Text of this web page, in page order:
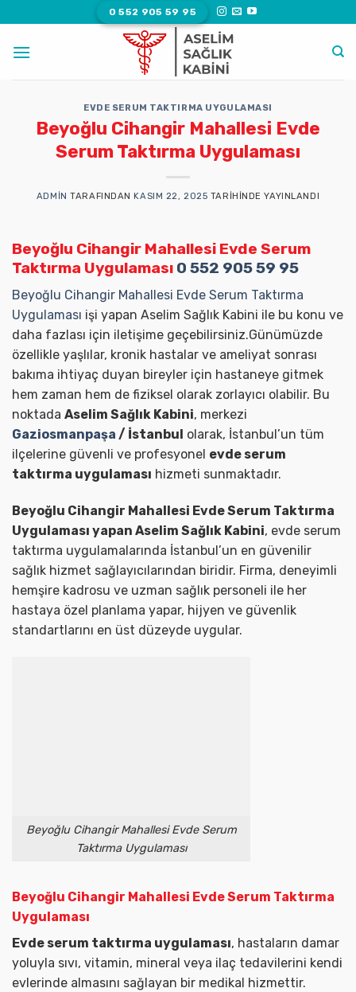
atla
0 552 905 59 95
EVDE SERUM TAKTIRMA UYGULAMASI
Beyoğlu Cihangir Mahallesi Evde
Serum Taktırma Uygulaması
ADMIN TARAFINDAN KASIM 22, 2025 TARIHINDE YAYINLANDI
Beyoğlu Cihangir Mahallesi Evde Serum
Taktırma Uygulaması 0 552 905 59 95
Beyoğlu Cihangir Mahallesi Evde Serum Taktırma
Uygulaması işi yapan Aselim Sağlık Kabini ile bu konu ve
daha fazlası için iletişime geçebilirsiniz.Günümüzde
özellikle yaşlılar, kronik hastalar ve ameliyat sonrası
bakıma ihtiyaç duyan bireyler için hastaneye gitmek
hem zaman hem de fiziksel olarak zorlayıcı olabilir. Bu
noktada Aselim Sağlık Kabini, merkezi
Gaziosmanpaşa / İstanbul olarak, İstanbul’un tüm
ilçelerine güvenli ve profesyonel evde serum
taktırma uygulaması hizmeti sunmaktadır.
Beyoğlu Cihangir Mahallesi Evde Serum Taktırma
Uygulaması yapan Aselim Sağlık Kabini, evde serum
taktırma uygulamalarında İstanbul’un en güvenilir
sağlık hizmet sağlayıcılarından biridir. Firma, deneyimli
hemşire kadrosu ve uzman sağlık personeli ile her
hastaya özel planlama yapar, hijyen ve güvenlik
standartlarını en üst düzeyde uygular.
Beyoğlu Cihangir Mahallesi Evde Serum
Taktırma Uygulaması
Beyoğlu Cihangir Mahallesi Evde Serum Taktırma
Uygulaması
Evde serum taktırma uygulaması, hastaların damar
yoluyla sıvı, vitamin, mineral veya ilaç tedavilerini kendi
evlerinde almasını sağlayan bir medikal hizmettir.